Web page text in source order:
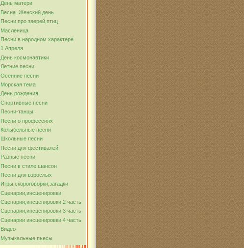
День матери
Весна. Женский день
Песни про зверей,птиц
Масленица
Песни в народном характере
1 Апреля
День космонавтики
Летние песни
Осенние песни
Морская тема
День рождения
Спортивные песни
Песни-танцы.
Песни о профессиях
Колыбельные песни
Школьные песни
Песни для фестивалей
Разные песни
Песни в стиле шансон
Песни для взрослых
Игры,скороговорки,загадки
Сценарии,инсценировки
Сценарии,инсценировки 2 часть
Сценарии,инсценировки 3 часть
Сценарии инсценировки 4 часть
Видео
Музыкальные пьесы